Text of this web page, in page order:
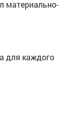
материально-
для каждого